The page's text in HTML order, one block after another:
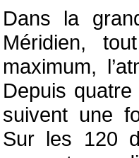
Dans la
Méridien,
maximum,
Depuis
suivent une
Sur les 120